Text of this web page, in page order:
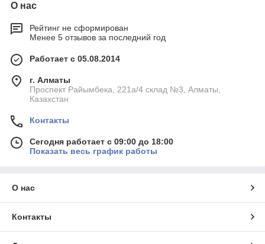
О нас
Рейтинг не сформирован
Менее 5 отзывов за последний год
Работает с 05.08.2014
г. Алматы
Проспект Райымбека, 221а/4 склад №3, Алматы,
Казахстан
Контакты
Сегодня работает с 09:00 до 18:00
Показать весь график работы
О нас
Контакты